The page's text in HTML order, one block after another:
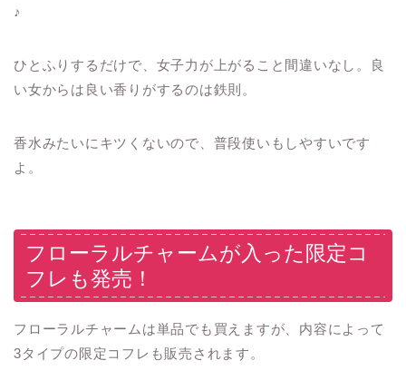
♪
ひとふりするだけで、女子力が上がること間違いなし。良
い女からは良い香りがするのは鉄則。
香水みたいにキツくないので、普段使いもしやすいです
よ。
フローラルチャームが入った限定コ
フレも発売！
フローラルチャームは単品でも買えますが、内容によって
3タイプの限定コフレも販売されます。